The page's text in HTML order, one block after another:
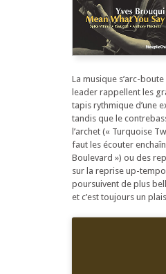
La musique s’arc-
leader rappellent les
tapis rythmique d’une
tandis que le
l’archet (« Turquoise
faut les écouter
Boulevard ») ou des
sur la reprise up-
poursuivent de plus
et c’est toujours un